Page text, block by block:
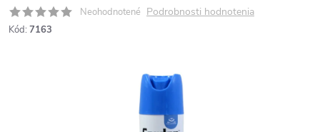
Neohodnotené Podrobnosti hodnotenia
Kód: 7163